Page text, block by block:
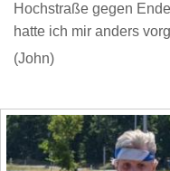
Hochstraße gegen
hatte ich mir anders
(John)